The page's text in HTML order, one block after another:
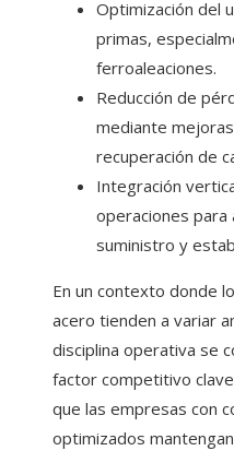
Optimización del
primas,
ferroaleaciones.
Reducción de
mediante
recuperación de
Integración
operaciones para
suministro y
En un contexto donde
acero tienden a variar
disciplina operativa se
factor competitivo
que las empresas con
optimizados